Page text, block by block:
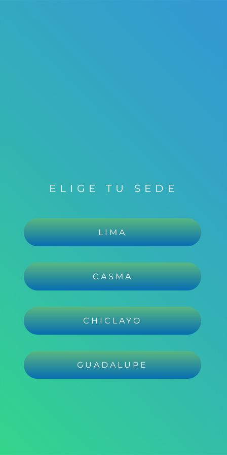
ELIGE TU SEDE
LIMA
CASMA
CHICLAYO
GUADALUPE